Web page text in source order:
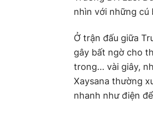
nhìn với những cú
Ở trận đấu giữa
gây bất ngờ cho
trong... vài giây,
Xaysana thường
nhanh như điện